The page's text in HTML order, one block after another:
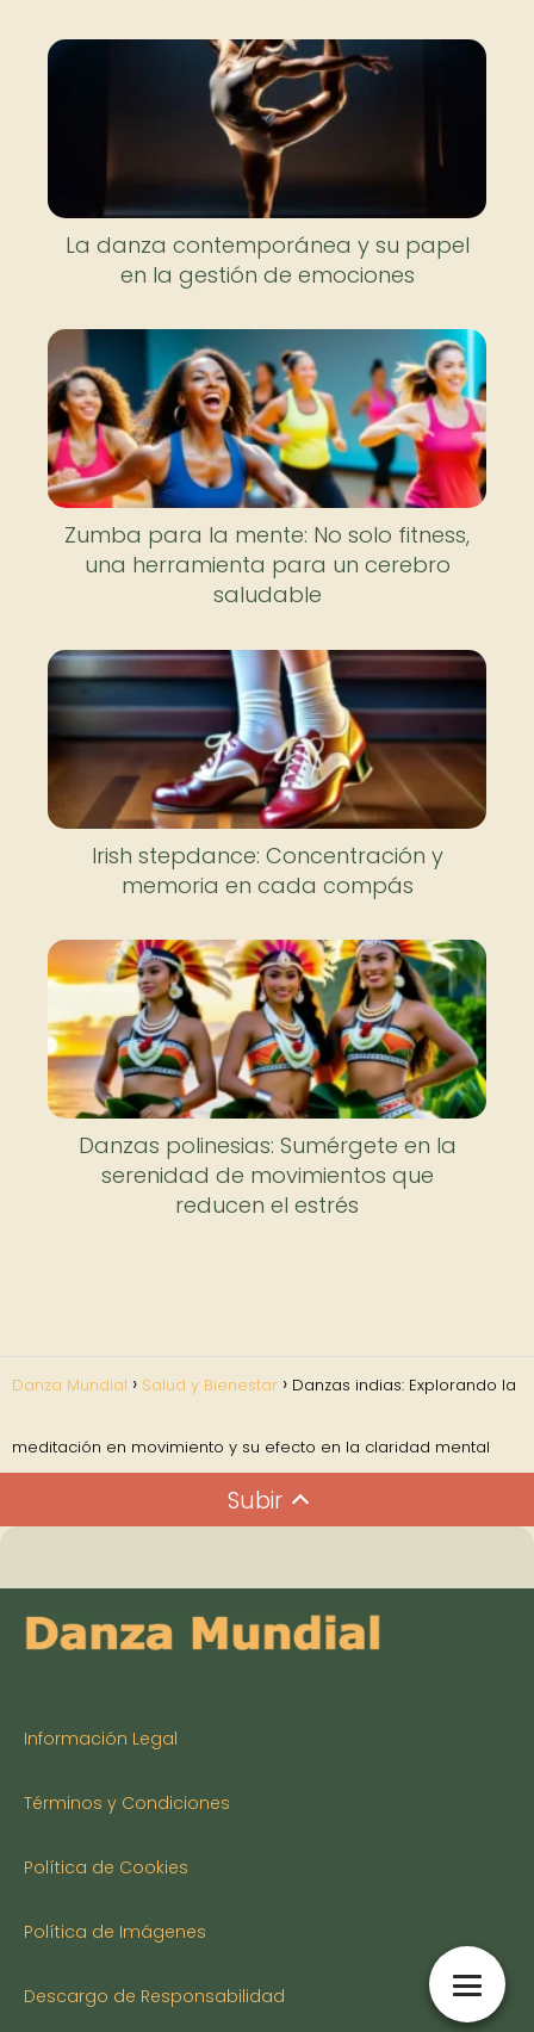
La danza contemporánea y su papel
en la gestión de emociones
Zumba para la mente: No solo fitness,
una herramienta para un cerebro
saludable
Irish stepdance: Concentración y
memoria en cada compás
Danzas polinesias: Sumérgete en la
serenidad de movimientos que
reducen el estrés
Danza Mundial Salud y Bienestar Danzas indias: Explorando la
meditación en movimiento y su efecto en la claridad mental
Subir
Información Legal
Términos y Condiciones
Política de Cookies
Política de Imágenes
Descargo de Responsabilidad